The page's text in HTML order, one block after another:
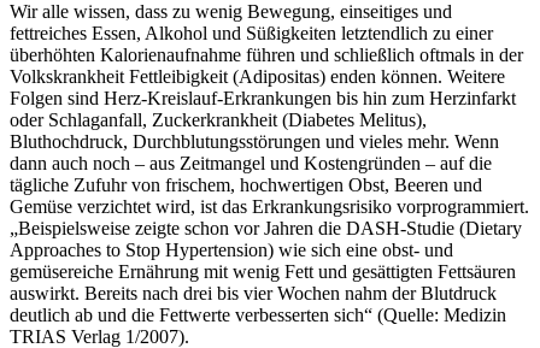
Wir alle wissen, dass zu wenig Bewegung, einseitiges und
fettreiches Essen, Alkohol und Süßigkeiten letztendlich zu einer
überhöhten Kalorienaufnahme führen und schließlich oftmals in der
Volkskrankheit Fettleibigkeit (Adipositas) enden können. Weitere
Folgen sind Herz-Kreislauf-Erkrankungen bis hin zum Herzinfarkt
oder Schlaganfall, Zuckerkrankheit (Diabetes Melitus),
Bluthochdruck, Durchblutungsstörungen und vieles mehr. Wenn
dann auch noch – aus Zeitmangel und Kostengründen – auf die
tägliche Zufuhr von frischem, hochwertigen Obst, Beeren und
Gemüse verzichtet wird, ist das Erkrankungsrisiko vorprogrammiert.
„Beispielsweise zeigte schon vor Jahren die DASH-Studie (Dietary
Approaches to Stop Hypertension) wie sich eine obst- und
gemüsereiche Ernährung mit wenig Fett und gesättigten Fettsäuren
auswirkt. Bereits nach drei bis vier Wochen nahm der Blutdruck
deutlich ab und die Fettwerte verbesserten sich“ (Quelle: Medizin
TRIAS Verlag 1/2007).